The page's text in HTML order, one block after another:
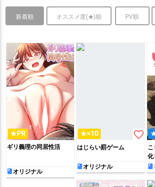
新着順 オススメ度(★)順 PV順
★PR
ギリ義理の同居性活
オリジナル
★×10 favorite_border
はじらい罰ゲーム
オリジナル
化
子
破
た